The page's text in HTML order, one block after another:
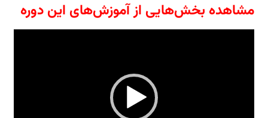
مشاهده بخش‌هایی از آموزش‌های این دوره